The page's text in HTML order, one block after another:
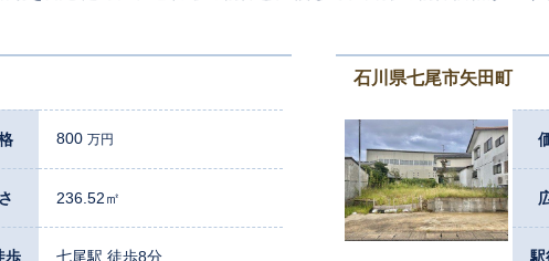
800 万円
236.52㎡
歩 七尾駅 徒歩8分
石川県七尾市矢田町
駅